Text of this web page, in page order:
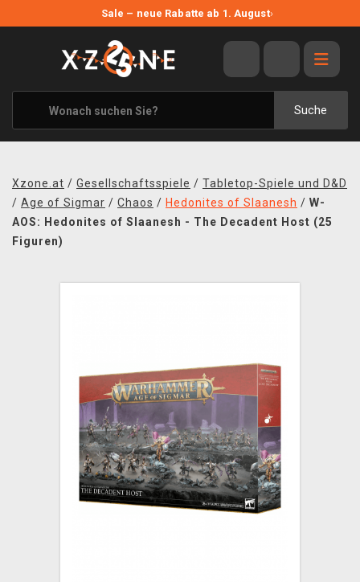
Sale – neue Rabatte ab 1. August›
Suche
ANGEBOTE
ALLE MARKEN
XZONE ORIGINALS
KLEIDUNG & ACCESSOIRES
BÜCHER & COMICS
BRETT- UND KARTENSPIELE
XZONE CLUB
Xzone.at / Gesellschaftsspiele / Tabletop-Spiele und D&D
/ Age of Sigmar / Chaos / Hedonites of Slaanesh / W-
AOS: Hedonites of Slaanesh - The Decadent Host (25
Figuren)